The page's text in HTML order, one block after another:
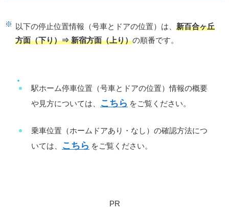
以下の停止位置情報（号車とドアの位置）は、 新百合ヶ丘
方面（下り）⇒ 新宿方面（上り）の順番です。
駅ホーム停車位置（号車とドアの位置）情報の概要
や見方については、
こちら をご覧ください。
乗車位置（ホームドアあり・なし）の確認方法につ
いては、
こちら をご覧ください。
PR